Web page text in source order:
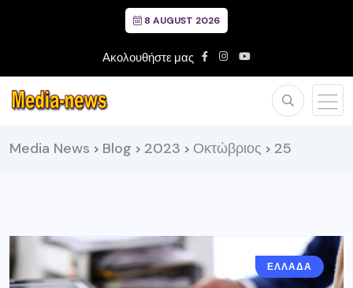
8 AUGUST 2026
Ακολουθήστε μας
Media News > Blog > 2023 > Οκτώβριος > 25
ΕΛΛΑΔΑ